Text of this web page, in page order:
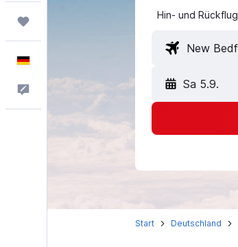
Hin- und Rückflug
Sa 5.9.
Start Deutschland